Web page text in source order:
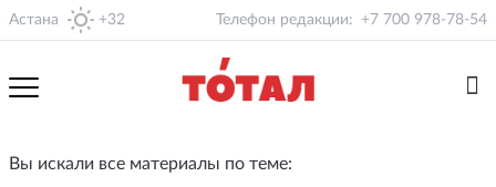
Астана +32 Телефон редакции: +7 700 978-78-54
Вы искали все материалы по теме: